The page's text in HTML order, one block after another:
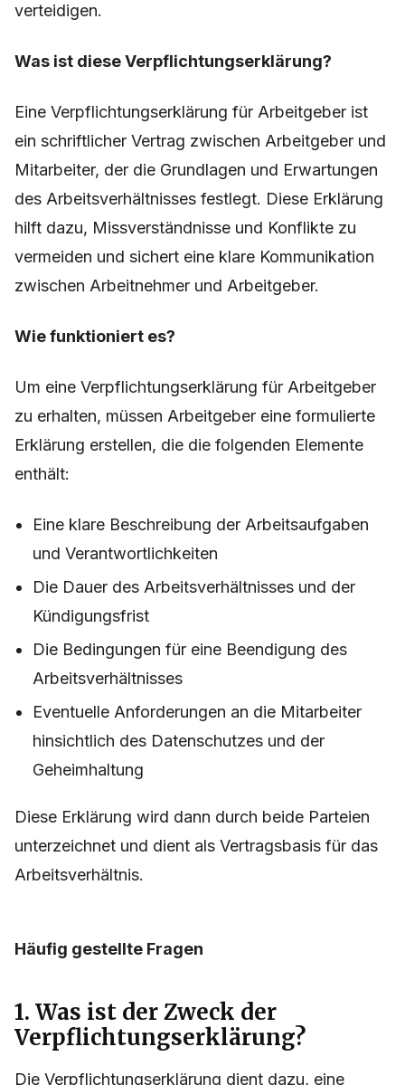
verteidigen.
Was ist diese Verpflichtungserklärung?
Eine Verpflichtungserklärung für Arbeitgeber ist
ein schriftlicher Vertrag zwischen Arbeitgeber und
Mitarbeiter, der die Grundlagen und Erwartungen
des Arbeitsverhältnisses festlegt. Diese Erklärung
hilft dazu, Missverständnisse und Konflikte zu
vermeiden und sichert eine klare Kommunikation
zwischen Arbeitnehmer und Arbeitgeber.
Wie funktioniert es?
Um eine Verpflichtungserklärung für Arbeitgeber
zu erhalten, müssen Arbeitgeber eine formulierte
Erklärung erstellen, die die folgenden Elemente
enthält:
Eine klare Beschreibung der Arbeitsaufgaben
und Verantwortlichkeiten
Die Dauer des Arbeitsverhältnisses und der
Kündigungsfrist
Die Bedingungen für eine Beendigung des
Arbeitsverhältnisses
Eventuelle Anforderungen an die Mitarbeiter
hinsichtlich des Datenschutzes und der
Geheimhaltung
Diese Erklärung wird dann durch beide Parteien
unterzeichnet und dient als Vertragsbasis für das
Arbeitsverhältnis.
Häufig gestellte Fragen
1. Was ist der Zweck der
Verpflichtungserklärung?
Die Verpflichtungserklärung dient dazu, eine